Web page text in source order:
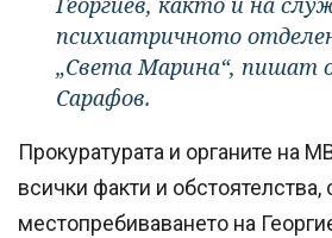
психиатричното
„Света Марина“, пишат
Сарафов.
Прокуратурата и органите на
всички факти и обстоятелства,
местопребиваването на